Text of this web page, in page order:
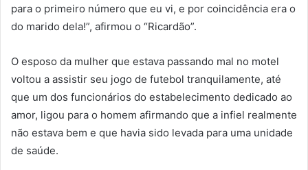
para o primeiro número que eu vi, e por coincidência era o
do marido dela!”, afirmou o “Ricardão”.
O esposo da mulher que estava passando mal no motel
voltou a assistir seu jogo de futebol tranquilamente, até
que um dos funcionários do estabelecimento dedicado ao
amor, ligou para o homem afirmando que a infiel realmente
não estava bem e que havia sido levada para uma unidade
de saúde.